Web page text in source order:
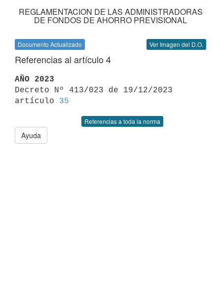
REGLAMENTACION DE LAS ADMINISTRADORAS
DE FONDOS DE AHORRO PREVISIONAL
Documento Actualizado Ver Imagen del D.O.
Referencias al artículo 4
AÑO 2023
Decreto Nº 413/023 de 19/12/2023
artículo 35
Referencias a toda la norma
Ayuda